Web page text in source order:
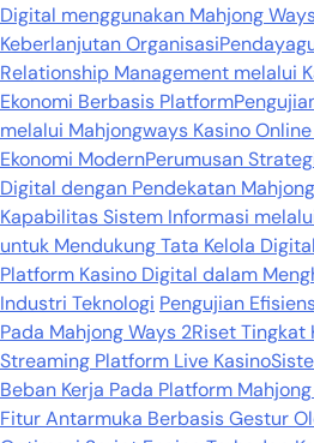
Digital menggunakan Mahjong
Keberlanjutan Organisasi
Relationship Management melalui
Ekonomi Berbasis Platform
melalui Mahjongways Kasino
Ekonomi ModernPerumusan
Digital dengan Pendekatan
Kapabilitas Sistem Informasi
untuk Mendukung Tata Kelola Digital
Platform Kasino Digital dalam
Industri Teknologi Pengujian
Pada Mahjong Ways 2Riset Tingkat
Streaming Platform Live Kasino
Beban Kerja Pada Platform
Fitur Antarmuka Berbasis Gestur